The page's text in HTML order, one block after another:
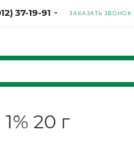
37-19-91 ЗАКАЗАТЬ ЗВОНОК
20 г